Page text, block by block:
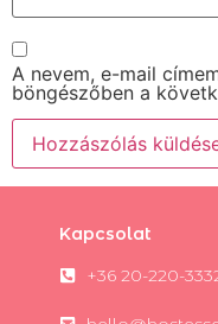
A nevem, e-mail
böngészőben a
Kapcsolat
+36 20-220-